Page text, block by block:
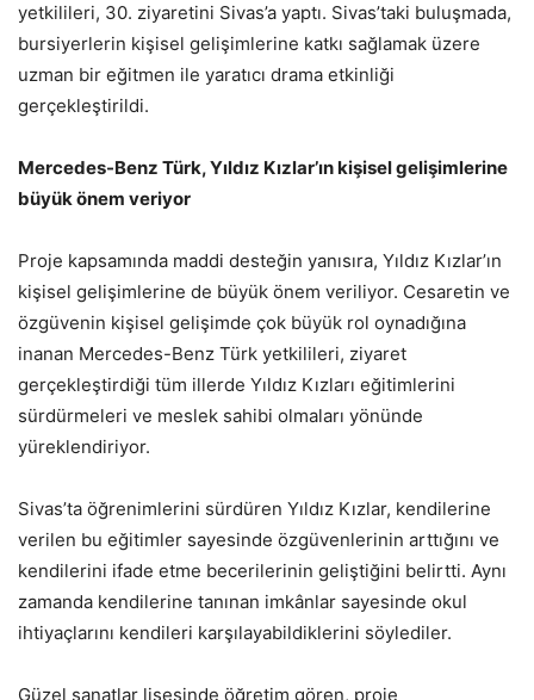
yetkilileri, 30. ziyaretini Sivas’a yaptı. Sivas’taki buluşmada,
bursiyerlerin kişisel gelişimlerine katkı sağlamak üzere
uzman bir eğitmen ile yaratıcı drama etkinliği
gerçekleştirildi.
Mercedes-Benz Türk, Yıldız Kızlar’ın kişisel gelişimlerine
büyük önem veriyor
Proje kapsamında maddi desteğin yanısıra, Yıldız Kızlar’ın
kişisel gelişimlerine de büyük önem veriliyor. Cesaretin ve
özgüvenin kişisel gelişimde çok büyük rol oynadığına
inanan Mercedes-Benz Türk yetkilileri, ziyaret
gerçekleştirdiği tüm illerde Yıldız Kızları eğitimlerini
sürdürmeleri ve meslek sahibi olmaları yönünde
yüreklendiriyor.
Sivas’ta öğrenimlerini sürdüren Yıldız Kızlar, kendilerine
verilen bu eğitimler sayesinde özgüvenlerinin arttığını ve
kendilerini ifade etme becerilerinin geliştiğini belirtti. Aynı
zamanda kendilerine tanınan imkânlar sayesinde okul
ihtiyaçlarını kendileri karşılayabildiklerini söylediler.
Güzel sanatlar lisesinde öğretim gören, proje